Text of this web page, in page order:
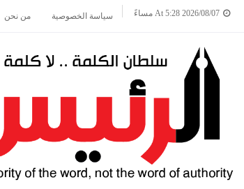
2026/08/07 At 5:28 مساءً سياسة الخصوصية من نحن